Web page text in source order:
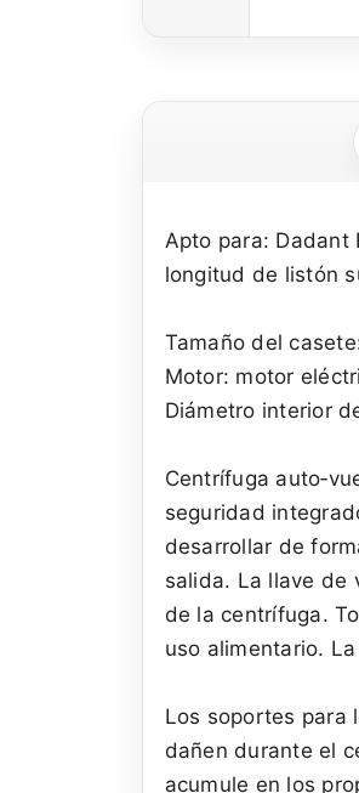
Apto para: Dadant
longitud de listón
Tamaño del
Motor: motor
Diámetro interior
Centrífuga
seguridad
desarrollar de
salida. La llave de
de la centrífuga.
uso alimentario.
Los soportes para
dañen durante el
acumule en los